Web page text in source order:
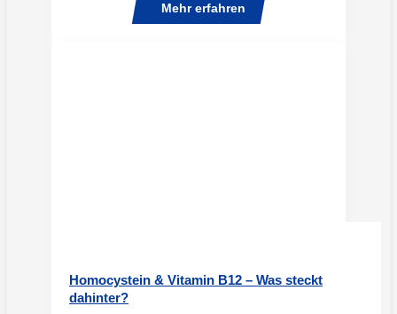
Mehr erfahren
Homocystein & Vitamin B12 – Was steckt
dahinter?